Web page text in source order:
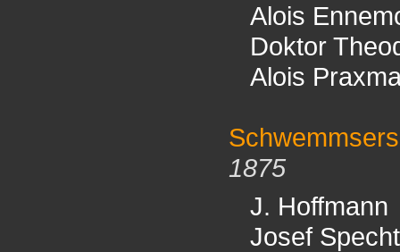
Alois
Doktor
Alois
1875
J. Hoffmann
Josef